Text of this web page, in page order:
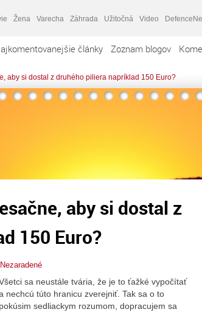
Žena Varecha Záhrada Užitočná Video
články Zoznam blogov
aby si dostal z druhého piliera napríklad 150 Euro?
aby si dostal z
150 Euro?
Nezaradené
sa neustále tvária, že je to ťažké vypočítať
nechcú túto hranicu zverejniť. Tak sa o to
pokúsim sedliackym rozumom, dopracujem sa